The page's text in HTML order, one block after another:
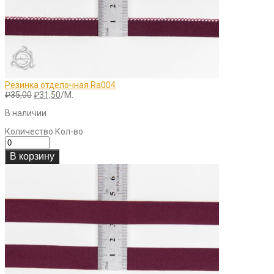
Резинка отделочная Ra004
₽35,00Первоначальная
составляла
₽31,50Текущая
/М.
В наличии
Количество Кол-во
В корзину